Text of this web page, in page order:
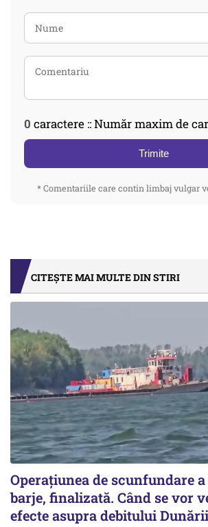
0 caractere :: Număr maxim de
Trimite
* Comentariile care contin limbaj vulgar
CITEȘTE MAI MULTE DIN STIRI
Operațiunea de scunfundare
barje, finalizată. Când se vor
efecte asupra debitului